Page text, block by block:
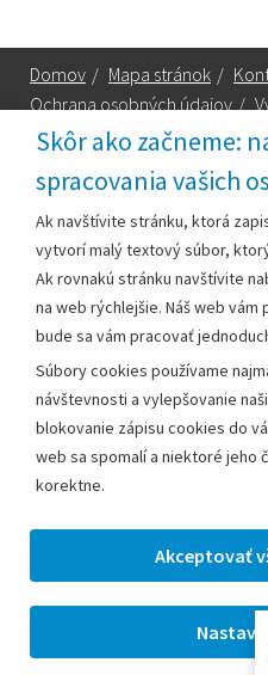
Skôr ako začneme:
spracovania vašich
Ak navštívite stránku, ktorá
vytvorí malý textový súbor,
Ak rovnakú stránku navštívite
na web rýchlejšie. Náš web
bude sa vám pracovať
Súbory cookies používame
návštevnosti a vylepšovanie
blokovanie zápisu cookies do
web sa spomalí a niektoré jeho
korektne.
Domov / Mapa stránok /
Ochrana osobných údajov /
Technická podpora
Mestský úrad
Hlohovská
920 41
Kontakt:
Telefón:+42133/285 27 11
Email:
mesto@leopoldov.sk
Webmaster:
2026 © Mestský úrad